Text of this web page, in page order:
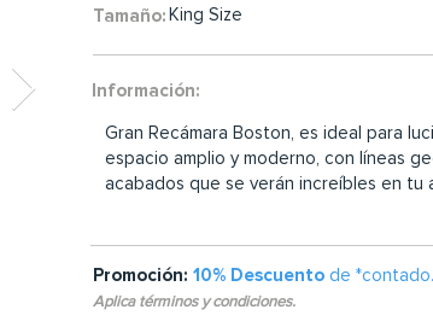
Tamaño:King Size
Información:
Gran Recámara Boston, es ideal para
espacio amplio y moderno, con líneas
acabados que se verán increíbles en tu
Promoción: 10% Descuento de *contado.
Aplica términos y condiciones.